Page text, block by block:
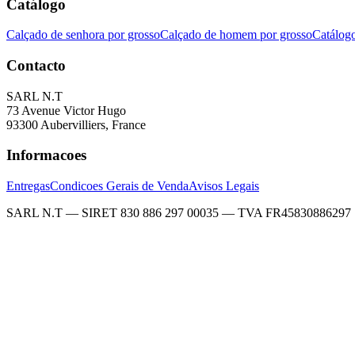
Catálogo
Calçado de senhora por grossoCalçado de homem por grosso
Contacto
SARL N.T
73 Avenue Victor Hugo
93300 Aubervilliers, France
Informacoes
EntregasCondicoes Gerais de VendaAvisos Legais
SARL N.T — SIRET 830 886 297 00035 — TVA FR45830886297